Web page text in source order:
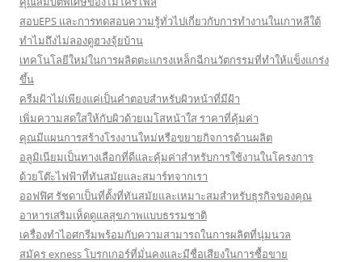
สอบEPS และการทดสอบความรู้ทั่วไปเกี่ยวกับการทำงานในเกาหลีใต้
ทำไมถึงไม่ลองดูฮวงจุ้ยบ้าน
เทคโนโลยีใหม่ในการผลิตตะแกรงเหล็กฉีกนวัตกรรมที่ทำให้แข็งแกร่ง
ขึ้น
ครีมฝ้าไม่เพียงแค่เป็นคำตอบสำหรับผิวหน้าที่มีฝ้า
เพิ่มความสดใสให้กับผิวด้วยเมโสหน้าใส ราคาที่คุ้มค่า
คุณมีแผนการสร้างโรงงานใหม่หรือขยายกิจการด้านผลิต
อลูมิเนียมเป็นทางเลือกที่ดีและคุ้มค่าสำหรับการใช้งานในโครงการ
ด้วยโต๊ะไฟฟ้าที่ทันสมัยและสมาร์ทจากเรา
ออฟฟิศ รัชดาเป็นที่ตั้งที่ทันสมัยและเหมาะสมสำหรับธุรกิจของคุณ
อาหารเสริมเห็ดดูแลสุขภาพแบบธรรมชาติ
เครื่องทำไอศกรีมพร้อมกับความสามารถในการผลิตที่นุ่มนวล
สมัคร exness โบรกเกอร์ที่มั่นคงและมีชื่อเสียงในการซื้อขาย